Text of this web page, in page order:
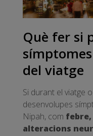
Què fer si
del viatge
Si durant el viatge
desenvolupes
Nipah, com febre,
alteracions